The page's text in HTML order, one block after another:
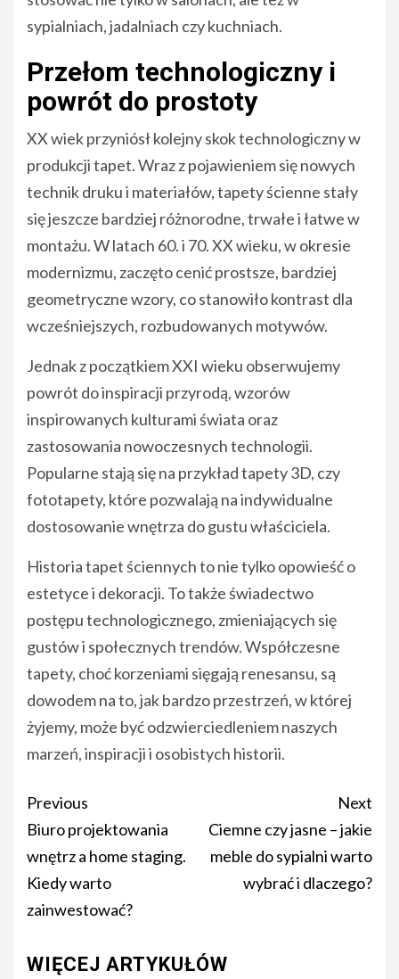
sypialniach, jadalniach czy kuchniach.
Przełom technologiczny i
powrót do prostoty
XX wiek przyniósł kolejny skok technologiczny w
produkcji tapet. Wraz z pojawieniem się nowych
technik druku i materiałów, tapety ścienne stały
się jeszcze bardziej różnorodne, trwałe i łatwe w
montażu. W latach 60. i 70. XX wieku, w okresie
modernizmu, zaczęto cenić prostsze, bardziej
geometryczne wzory, co stanowiło kontrast dla
wcześniejszych, rozbudowanych motywów.
Jednak z początkiem XXI wieku obserwujemy
powrót do inspiracji przyrodą, wzorów
inspirowanych kulturami świata oraz
zastosowania nowoczesnych technologii.
Popularne stają się na przykład tapety 3D, czy
fototapety, które pozwalają na indywidualne
dostosowanie wnętrza do gustu właściciela.
Historia tapet ściennych to nie tylko opowieść o
estetyce i dekoracji. To także świadectwo
postępu technologicznego, zmieniających się
gustów i społecznych trendów. Współczesne
tapety, choć korzeniami sięgają renesansu, są
dowodem na to, jak bardzo przestrzeń, w której
żyjemy, może być odzwierciedleniem naszych
marzeń, inspiracji i osobistych historii.
Post
navigation
Previous
Biuro projektowania
wnętrz a home staging.
Kiedy warto
zainwestować?
Next
Ciemne czy jasne – jakie
meble do sypialni warto
wybrać i dlaczego?
WIĘCEJ ARTYKUŁÓW